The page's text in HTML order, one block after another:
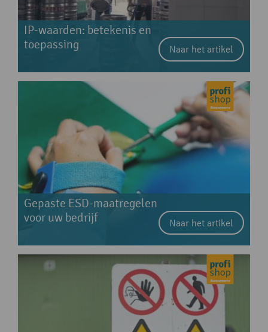
IP-waarden: betekenis en
toepassing
Naar het artikel
Gepaste ESD-maatregelen
voor uw bedrijf
Naar het artikel